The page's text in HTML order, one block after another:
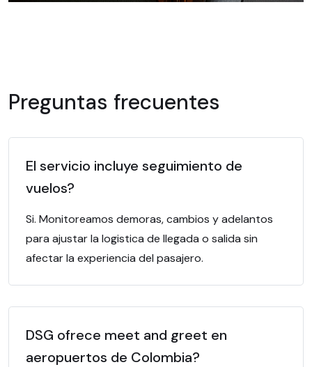
Preguntas frecuentes
El servicio incluye seguimiento de
vuelos?
Si. Monitoreamos demoras, cambios y adelantos
para ajustar la logistica de llegada o salida sin
afectar la experiencia del pasajero.
DSG ofrece meet and greet en
aeropuertos de Colombia?